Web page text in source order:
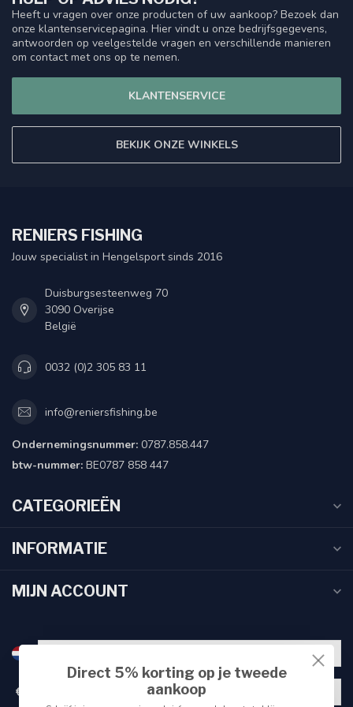
Heeft u vragen over onze producten of uw aankoop? Bezoek dan
onze klantenservicepagina. Hier vindt u onze bedrijfsgegevens,
antwoorden op veelgestelde vragen en verschillende manieren
om contact met ons op te nemen.
KLANTENSERVICE
BEKIJK ONZE WINKELS
RENIERS FISHING
Jouw specialist in Hengelsport sinds 2016
Duisburgsesteenweg 70
3090 Overijse
België
0032 (0)2 305 83 11
info@reniersfishing.be
Ondernemingsnummer: 0787.858.447
btw-nummer: BE0787 858 447
CATEGORIEËN
INFORMATIE
MIJN ACCOUNT
€
Direct 5% korting op je tweede
aankoop